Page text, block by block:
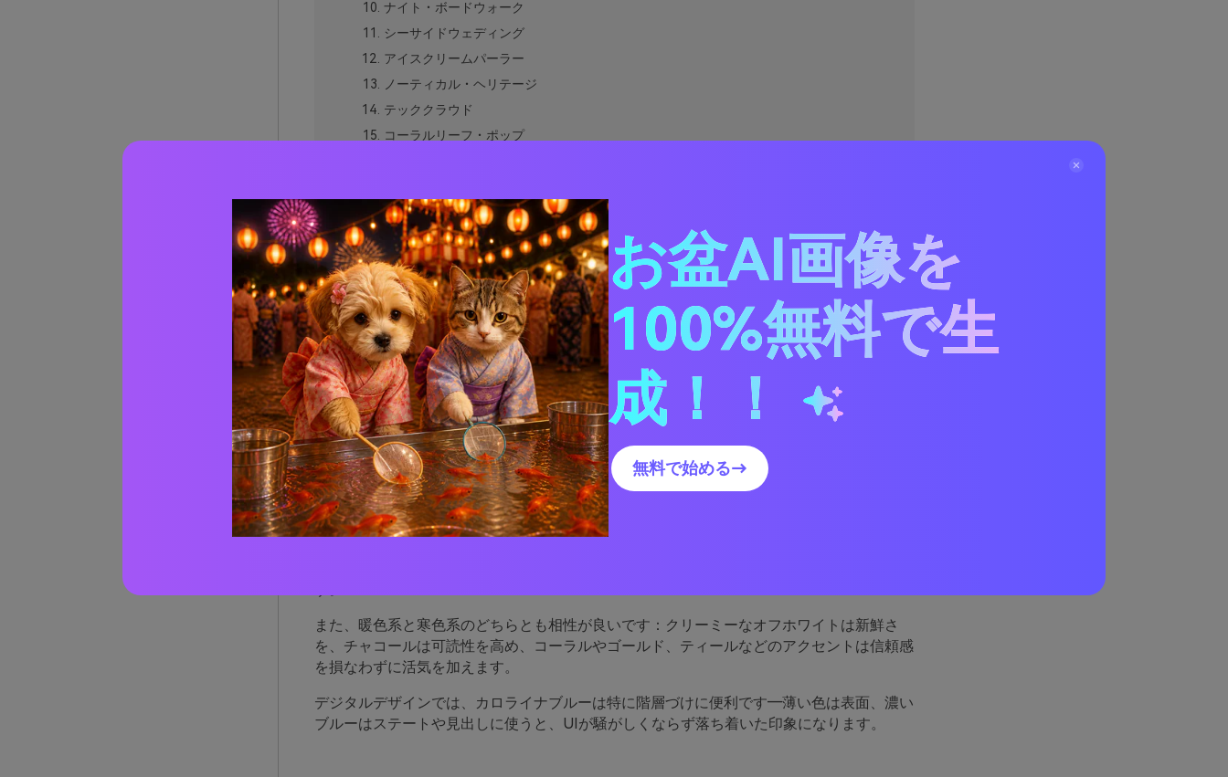
ナイト・ボードウォーク
シーサイドウェディング
アイスクリームパーラー
ノーティカル・ヘリテージ
テッククラウド
コーラルリーフ・ポップ
クラスルーム・フレンドリー
セラミック・スパ
ネオン・レガッタ
カロライナブルーに合う色は？
実際のデザインでカロライナブルーカラーパレットを使う方法
AIでカロライナブルーパレットのビジュアルを作成する
カロライナブルーパレットが優れてい
る理由
また、暖色系と寒色系のどちらとも相性が良いです：クリーミーなオフホワイトは新鮮さ
を、チャコールは可読性を高め、コーラルやゴールド、ティールなどのアクセントは信頼感
を損なわずに活気を加えます。
デジタルデザインでは、カロライナブルーは特に階層づけに便利です―薄い色は表面、濃い
ブルーはステートや見出しに使うと、UIが騒がしくならず落ち着いた印象になります。
お盆AI画像を
100%無料で生
成！！
無料で始める→